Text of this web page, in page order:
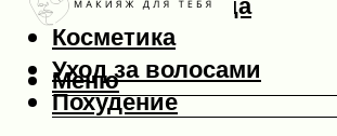
Косметика
Уход за волосами
Похудение
Меню